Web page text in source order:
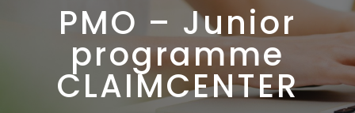
PMO – Junior
programme
CLAIMCENTER